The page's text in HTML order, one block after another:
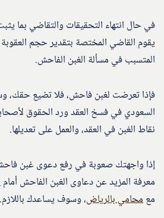
في حال انتهاء التحقيقات والتقاضي بما
يقوم القاضي المختصة بتقدير حجم
المتسبب في مسألة الغبن الفاحش.
فإذا تعرضت لغبن فاحش، فلا تضيع حقك،
السعودي في فسخ العقد ورد الحقوق
نقاط الغبن في العقد، والعمل على تعديلها.
إذا واجهتك صعوبة في رفع دعوى غبن
معرفة المزيد عن دعاوى الغبن الفاحش أمام
معمحامي بالرياض، وسوف يساعدك باللازم.